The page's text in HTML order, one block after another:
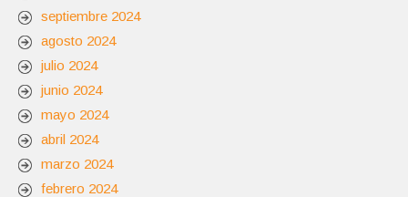
septiembre 2024
agosto 2024
julio 2024
junio 2024
mayo 2024
abril 2024
marzo 2024
febrero 2024